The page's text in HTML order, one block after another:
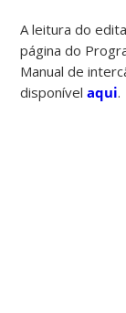
A leitura do
página do
Manual de
disponívelaqui.